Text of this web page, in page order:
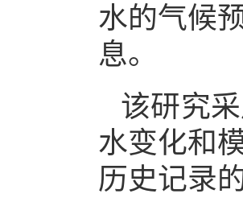
水的气候
息。
该研究
水变化和
历史记录